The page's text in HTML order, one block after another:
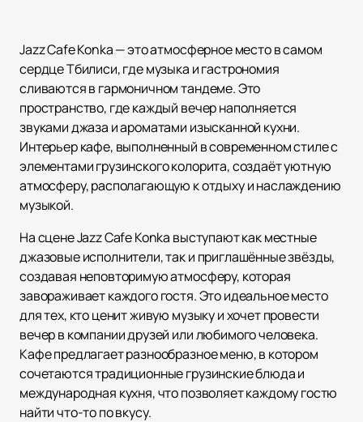
Jazz Cafe Konka — это атмосферное место в самом
сердце Тбилиси, где музыка и гастрономия
сливаются в гармоничном тандеме. Это
пространство, где каждый вечер наполняется
звуками джаза и ароматами изысканной кухни.
Интерьер кафе, выполненный в современном стиле с
элементами грузинского колорита, создаёт уютную
атмосферу, располагающую к отдыху и наслаждению
музыкой.
На сцене Jazz Cafe Konka выступают как местные
джазовые исполнители, так и приглашённые звёзды,
создавая неповторимую атмосферу, которая
завораживает каждого гостя. Это идеальное место
для тех, кто ценит живую музыку и хочет провести
вечер в компании друзей или любимого человека.
Кафе предлагает разнообразное меню, в котором
сочетаются традиционные грузинские блюда и
международная кухня, что позволяет каждому гостю
найти что-то по вкусу.